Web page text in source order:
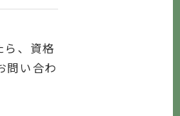
、資格
問い合わ